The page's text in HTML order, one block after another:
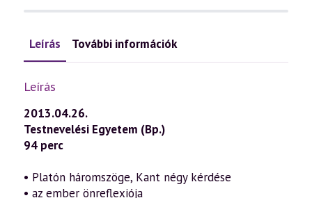
Leírás További információk
Leírás
2013.04.26.
Testnevelési Egyetem (Bp.)
94 perc
• Platón háromszöge, Kant négy kérdése
• az ember önreflexiója